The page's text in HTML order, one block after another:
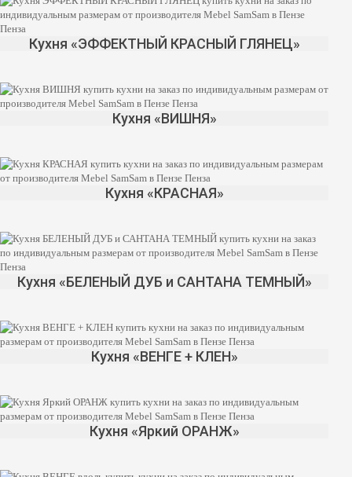
Кухня «ЭФФЕКТНЫЙ КРАСНЫЙ ГЛЯНЕЦ»
Кухня «ВИШНЯ»
Кухня «КРАСНАЯ»
Кухня «БЕЛЕНЫЙ ДУБ и САНТАНА ТЕМНЫЙ»
Кухня «ВЕНГЕ + КЛЕН»
Кухня «Яркий ОРАНЖ»
Да Изменить